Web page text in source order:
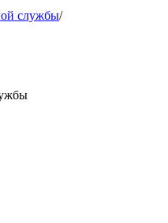
службы/